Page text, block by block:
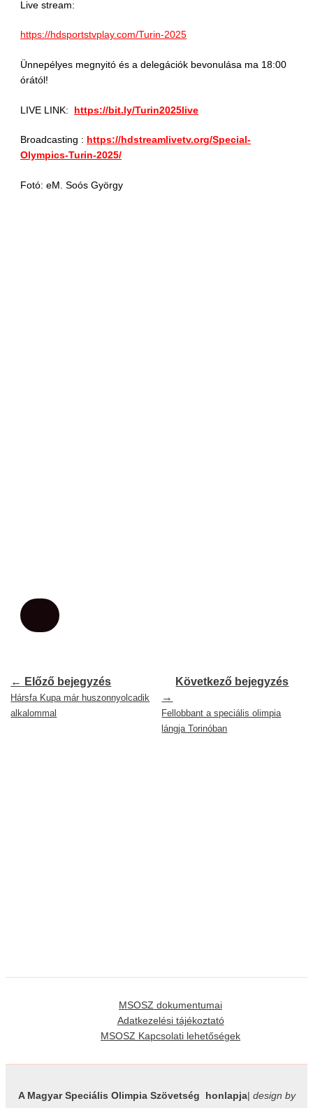
Live stream:
https://hdsportstvplay.com/Turin-2025
Ünnepélyes megnyitó és a delegációk bevonulása ma 18:00
órától!
LIVE LINK: https://bit.ly/Turin2025live
Broadcasting : https://hdstreamlivetv.org/Special-
Olympics-Turin-2025/
Fotó: eM. Soós György
← Előző bejegyzés
Hársfa Kupa már huszonnyolcadik
alkalommal
Következő bejegyzés
→
Fellobbant a speciális olimpia
lángja Torinóban
MSOSZ dokumentumai
Adatkezelési tájékoztató
MSOSZ Kapcsolati lehetőségek
A Magyar Speciális Olimpia Szövetség honlapja| design by